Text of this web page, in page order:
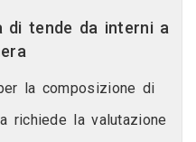
di tende da interni a
la composizione di
richiede la valutazione